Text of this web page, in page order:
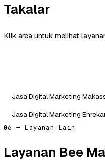
Takalar
Klik area untuk melihat
Jasa Digital Marketing
Jasa Digital Marketing
06 — Layanan Lain
Layanan Bee